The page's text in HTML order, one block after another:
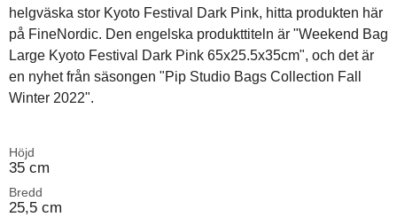
helgväska stor Kyoto Festival Dark Pink, hitta produkten här
på FineNordic. Den engelska produkttiteln är "Weekend Bag
Large Kyoto Festival Dark Pink 65x25.5x35cm", och det är
en nyhet från säsongen "Pip Studio Bags Collection Fall
Winter 2022".
Höjd
35 cm
Bredd
25,5 cm